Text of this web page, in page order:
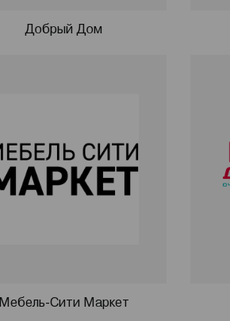
Добрый Дом
Мебель-Сити Маркет